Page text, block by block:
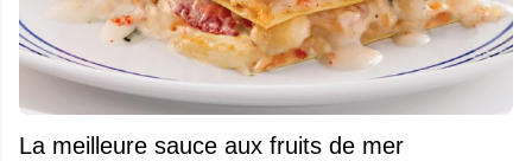
La meilleure sauce aux fruits de mer